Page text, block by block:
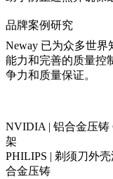
品牌案例研究
Neway 已为众多世
能力和完善的质量控
争力和质量保证。
NVIDIA | 铝合金压铸
架
PHILIPS | 剃须刀外
合金压铸